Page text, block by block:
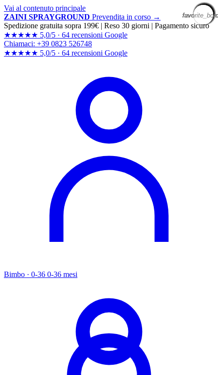
Vai al contenuto principale
ZAINI SPRAYGROUND Prevendita in corso →
Spedizione gratuita sopra 199€ | Reso 30 giorni | Pagamento sicuro
★★★★★ 5,0/5 · 64 recensioni Google
Chiamaci: +39 0823 526748
★★★★★ 5,0/5 · 64 recensioni Google
Bimbo · 0-36 0-36 mesi